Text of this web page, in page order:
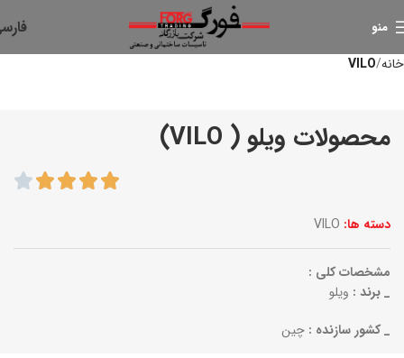
منو
خانه VILO
محصولات ویلو ( VILO)
دسته ها: VILO
مشخصات کلی :
_ برند : ویلو
_ کشور سازنده : چین